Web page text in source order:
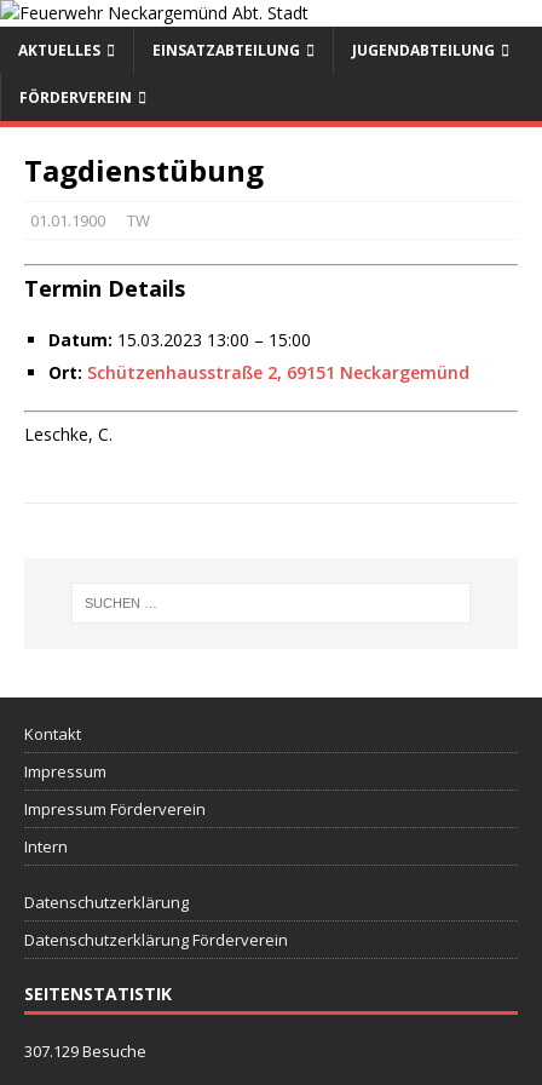
AKTUELLES EINSATZABTEILUNG JUGENDABTEILUNG
FÖRDERVEREIN
Tagdienstübung
01.01.1900 TW
Termin Details
Datum: 15.03.2023 13:00 – 15:00
Ort: Schützenhausstraße 2, 69151 Neckargemünd
Leschke, C.
Kontakt
Impressum
Impressum Förderverein
Intern
Datenschutzerklärung
Datenschutzerklärung Förderverein
SEITENSTATISTIK
307.129 Besuche